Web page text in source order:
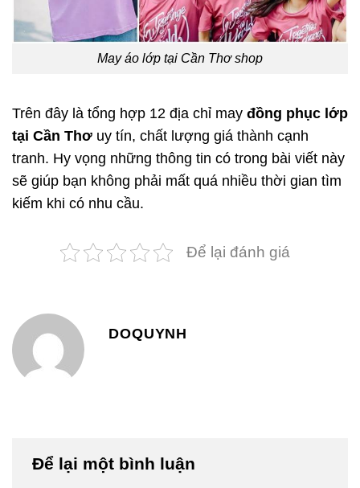
May áo lớp tại Cần Thơ shop
Trên đây là tổng hợp 12 địa chỉ may đồng phục lớp
tại Cần Thơ uy tín, chất lượng giá thành cạnh
tranh. Hy vọng những thông tin có trong bài viết này
sẽ giúp bạn không phải mất quá nhiều thời gian tìm
kiếm khi có nhu cầu.
Để lại đánh giá
DOQUYNH
Để lại một bình luận